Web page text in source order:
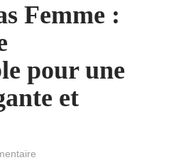
Femme :
pour une
et